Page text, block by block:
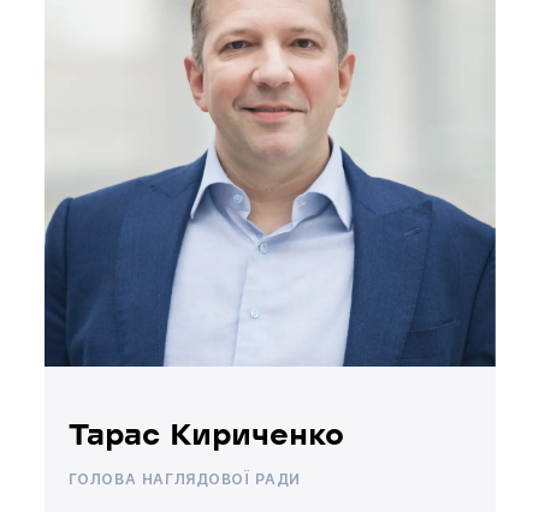
Тарас Кириченко
ГОЛОВА НАГЛЯДОВОЇ РАДИ